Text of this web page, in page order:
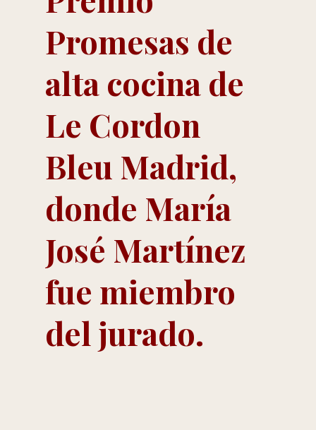
Promesas de
alta cocina de
Le Cordon
Bleu Madrid,
donde María
José Martínez
fue miembro
del jurado.